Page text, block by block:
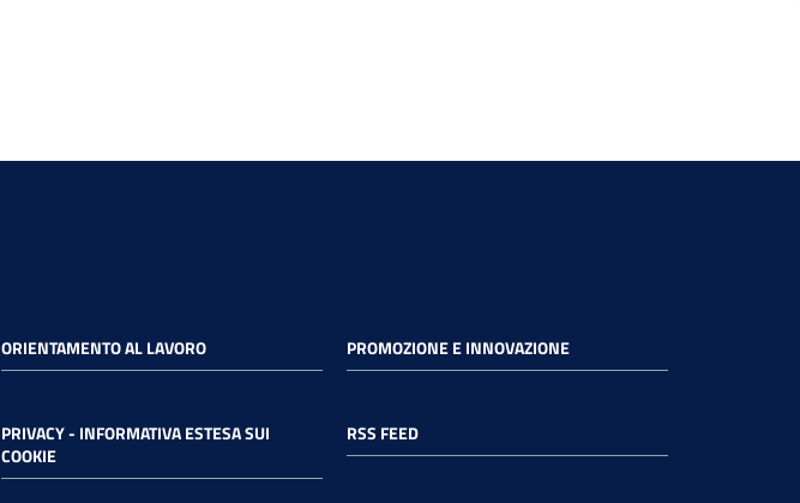
ORIENTAMENTO AL LAVORO PROMOZIONE E INNOVAZIONE
PRIVACY - INFORMATIVA ESTESA SUI
COOKIE
RSS FEED